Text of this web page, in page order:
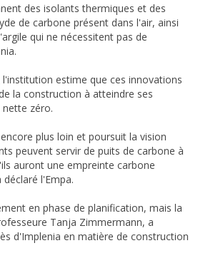
des isolants thermiques et des
de carbone présent dans l'air, ainsi
qui ne nécessitent pas de
estime que ces innovations
la construction à atteindre ses
zéro.
plus loin et poursuit la vision
peuvent servir de puits de carbone à
auront une empreinte carbone
l'Empa.
en phase de planification, mais la
Tanja Zimmermann, a
d'Implenia en matière de construction